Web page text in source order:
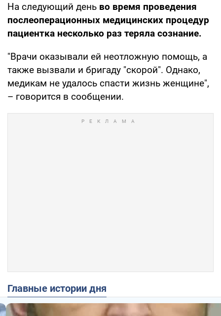
На следующий день во время проведения
послеоперационных медицинских процедур
пациентка несколько раз теряла сознание.
"Врачи оказывали ей неотложную помощь, а
также вызвали и бригаду "скорой". Однако,
медикам не удалось спасти жизнь женщине",
– говорится в сообщении.
Главные истории дня